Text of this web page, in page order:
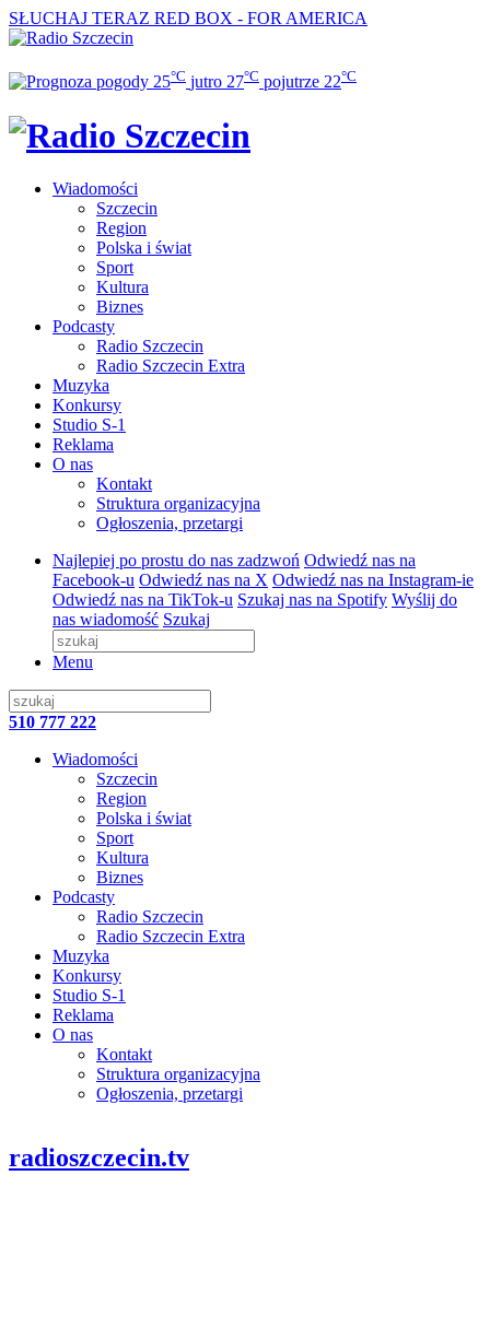
SŁUCHAJ TERAZ RED BOX - FOR AMERICA
25°C jutro 27°C pojutrze 22°C
Wiadomości
Szczecin
Region
Polska i świat
Sport
Kultura
Biznes
Podcasty
Radio Szczecin
Radio Szczecin Extra
Muzyka
Konkursy
Studio S-1
Reklama
O nas
Kontakt
Struktura organizacyjna
Ogłoszenia, przetargi
Najlepiej po prostu do nas zadzwoń Odwiedź nas na
Facebook-u Odwiedź nas na X Odwiedź nas na Instagram-ie
Odwiedź nas na TikTok-u Szukaj nas na Spotify Wyślij do
nas wiadomość Szukaj
Menu
510 777 222
Wiadomości
Szczecin
Region
Polska i świat
Sport
Kultura
Biznes
Podcasty
Radio Szczecin
Radio Szczecin Extra
Muzyka
Konkursy
Studio S-1
Reklama
O nas
Kontakt
Struktura organizacyjna
Ogłoszenia, przetargi
radioszczecin.tv